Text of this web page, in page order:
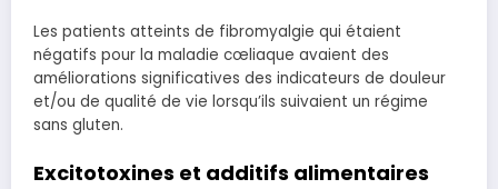
Les patients atteints de fibromyalgie qui étaient
négatifs pour la maladie cœliaque avaient des
améliorations significatives des indicateurs de douleur
et/ou de qualité de vie lorsqu’ils suivaient un régime
sans gluten.
Excitotoxines et additifs alimentaires